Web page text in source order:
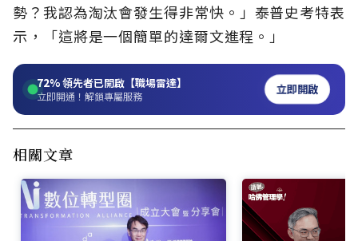
勢？我認為淘汰會發生得非常快。」泰普史考特表
示，「這將是一個簡單的達爾文進程。」
72%領先者已開啟【職場雷達】
立即開通！解鎖專屬服務 立即開啟
相關文章